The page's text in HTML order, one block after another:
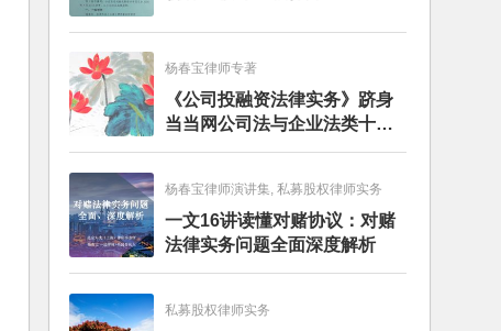
杨春宝律师专著
《公司投融资法律实务》跻身
当当网公司法与企业法类十大
畅销图书榜
杨春宝律师演讲集, 私募股权律师实务
一文16讲读懂对赌协议：对赌
法律实务问题全面深度解析
私募股权律师实务